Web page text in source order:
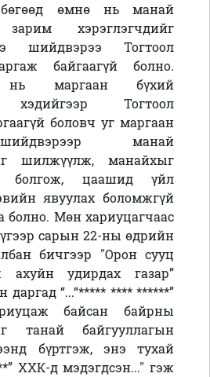
бөгөөд өмнө нь манай
хэрэглэгчдийг
шийдвэрээ Тогтоол
байгаагүй болно.
нь маргаан бүхий
хэдийгээр Тогтоол
боловч уг маргаан
манай
шилжүүлж, манайхыг
болгож, цаашид үйл
явуулах боломжгүй
болно. Мөн хариуцагчаас
сарын 22-ны өдрийн
бичгээр "Орон сууц
удирдах газар”
“...“***** **** ******”
байсан байрны
танай байгууллагын
бүртгэж, энэ тухай
” ХХК-д мэдэгдсэн..." гэж